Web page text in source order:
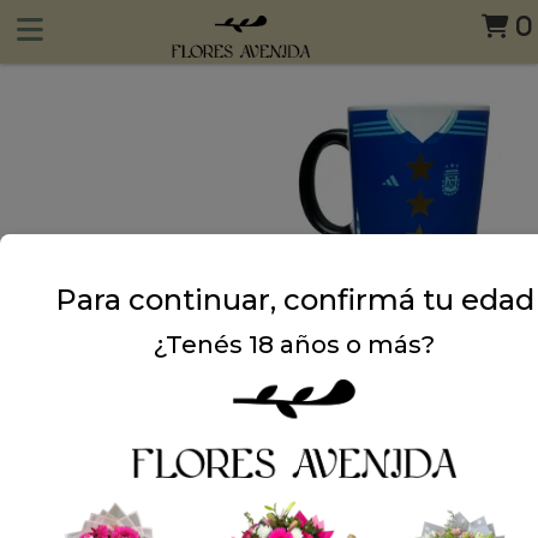
0
Para continuar, confirmá tu edad
¿Tenés 18 años o más?